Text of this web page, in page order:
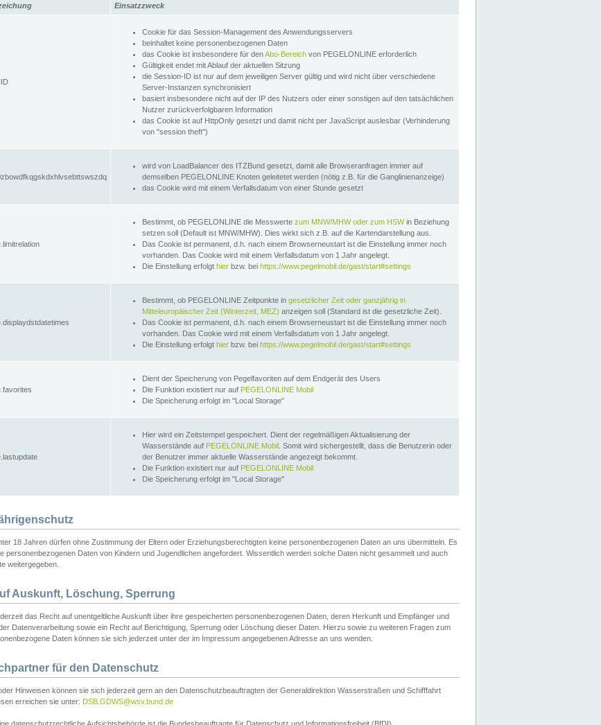
Einsatzzweck
Cookie für das Session-Management des Anwendungsservers
beinhaltet keine personenbezogenen Daten
das Cookie ist insbesondere für denAbo-Bereich von PEGELONLINE erforderlich
Gültigkeit endet mit Ablauf der aktuellen Sitzung
die Session-ID ist nur auf dem jeweiligen Server gültig und wird nicht über verschiedene
Server-Instanzen synchronisiert
basiert insbesondere nicht auf der IP des Nutzers oder einer sonstigen auf den tatsächlichen
Nutzer zurückverfolgbaren Information
das Cookie ist auf HttpOnly gesetzt und damit nicht per JavaScript auslesbar (Verhinderung
von "session theft")
wird von LoadBalancer des ITZBund gesetzt, damit alle Browseranfragen immer auf
demselben PEGELONLINE Knoten geleitetet werden (nötig z.B. für die Ganglinienanzeige)
das Cookie wird mit einem Verfallsdatum von einer Stunde gesetzt
Bestimmt, ob PEGELONLINE die Messwerte zum MNW/MHW oder zum HSWin Beziehung
setzen soll (Default ist MNW/MHW). Dies wirkt sich z.B. auf die Kartendarstellung aus.
Das Cookie ist permanent, d.h. nach einem Browserneustart ist die Einstellung immer noch
vorhanden. Das Cookie wird mit einem Verfallsdatum von 1 Jahr angelegt.
Die Einstellung erfolgt hier bzw. bei https://www.pegelmobil.de/gast/start#settings
Bestimmt, ob PEGELONLINE Zeitpunkte in gesetzlicher Zeit oder ganzjährig in
Mitteleuropäischer Zeit (Winterzeit, MEZ) anzeigen soll (Standard ist die gesetzliche Zeit).
Das Cookie ist permanent, d.h. nach einem Browserneustart ist die Einstellung immer noch
vorhanden. Das Cookie wird mit einem Verfallsdatum von 1 Jahr angelegt.
Die Einstellung erfolgt hier bzw. bei https://www.pegelmobil.de/gast/start#settings
Dient der Speicherung von Pegelfavoriten auf dem Endgerät des Users
Die Funktion existiert nur auf PEGELONLINE Mobil
Die Speicherung erfolgt im "Local Storage"
Hier wird ein Zeitstempel gespeichert. Dient der regelmäßigen Aktualisierung der
Wasserstände auf PEGELONLINE Mobil . Somit wird sichergestellt, dass die Benutzerin oder
der Benutzer immer aktuelle Wasserstände angezeigt bekommt.
Die Funktion existiert nur auf PEGELONLINE Mobil
Die Speicherung erfolgt im "Local Storage"
18 Jahren dürfen ohne Zustimmung der Eltern oder Erziehungsberechtigten keine personenbezogenen Daten an uns übermitteln. Es
personenbezogenen Daten von Kindern und Jugendlichen angefordert. Wissentlich werden solche Daten nicht gesammelt und auch
weitergegeben.
Auskunft, Löschung, Sperrung
das Recht auf unentgeltliche Auskunft über ihre gespeicherten personenbezogenen Daten, deren Herkunft und Empfänger und
Datenverarbeitung sowie ein Recht auf Berichtigung, Sperrung oder Löschung dieser Daten. Hierzu sowie zu weiteren Fragen zum
Daten können sie sich jederzeit unter der im Impressum angegebenen Adresse an uns wenden.
für den Datenschutz
Hinweisen können sie sich jederzeit gern an den Datenschutzbeauftragten der Generaldirektion Wasserstraßen und Schifffahrt
erreichen sie unter: DSB.GDWS@wsv.bund.de